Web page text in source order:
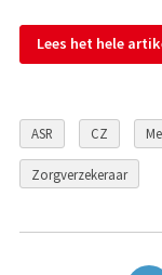
Lees het hele
ASR CZ
Zorgverzekeraar